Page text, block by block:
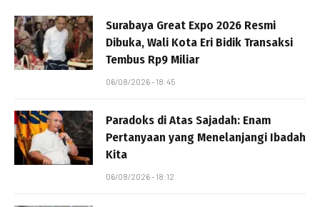
Surabaya Great Expo 2026 Resmi
Dibuka, Wali Kota Eri Bidik Transaksi
Tembus Rp9 Miliar
06/08/2026 - 18:45
Paradoks di Atas Sajadah: Enam
Pertanyaan yang Menelanjangi Ibadah
Kita
06/08/2026 - 18:12